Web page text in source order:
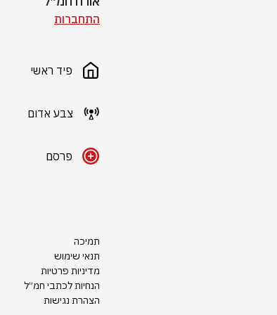
התחברות
פיד ראשי
צבע אדום
פרסם
תמיכה
תנאי שימוש
מדיניות פרטיות
הנחיות לכתבי חמ״ל
הצהרת נגישות